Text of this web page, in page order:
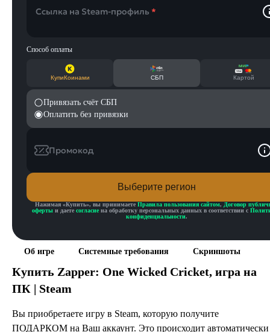
Об игре Системные требования Скриншоты
Купить Zapper: One Wicked Cricket, игра на
ПК | Steam
Вы приобретаете игру в Steam, которую получите
ПОДАРКОМ на Ваш аккаунт. Это происходит автоматически
Ссылка на Steam-профиль *
Способ оплаты
КупиКоинами СБП Картой
Привязать счёт СБП
Оплатить без привязки
Промокод
Выберите регион
Нажимая «Купить», вы принимаете Правила пользования сайтом, Договор
оферты и даете согласие на обработку персональных данных в соответствии с
конфиденциальности.